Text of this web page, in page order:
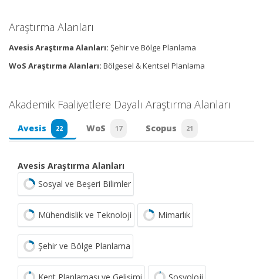
Araştırma Alanları
Avesis Araştırma Alanları: Şehir ve Bölge Planlama
WoS Araştırma Alanları: Bölgesel & Kentsel Planlama
Akademik Faaliyetlere Dayalı Araştırma Alanları
Avesis 22 WoS 17 Scopus 21
Avesis Araştırma Alanları
Sosyal ve Beşeri Bilimler
Mühendislik ve Teknoloji Mimarlık
Şehir ve Bölge Planlama